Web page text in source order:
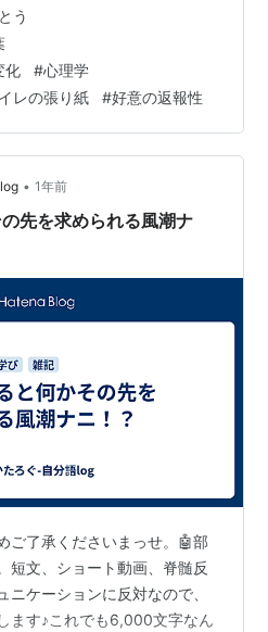
ました。するとそれ以後、ト
少なくなったのだそうで
この話が広まり、今やあちこ
いに使って下さりありがとう
られます。 『返報性の原理
て、 相手から好意的な行動…
う
化 #心理学
レの張り紙 #好意の返報性
• 1年前
先を求められる風潮ナ
ご了承くださいまっせ。🤖部
短文、ショート動画、脊髄反
ケーションに反対なので、
ます♪これでも6,000文字なん